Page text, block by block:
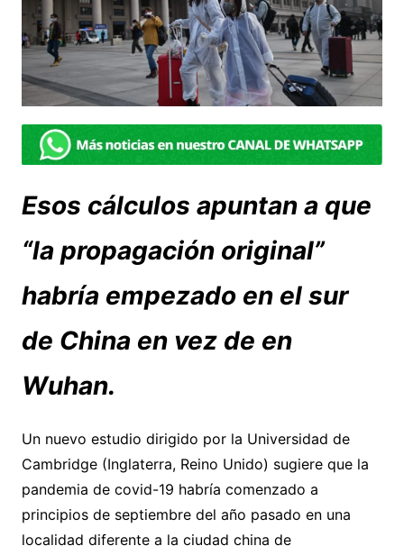
Esos cálculos apuntan a que
“la propagación original”
habría empezado en el sur
de China en vez de en
Wuhan.
Un nuevo estudio dirigido por la Universidad de
Cambridge (Inglaterra, Reino Unido) sugiere que la
pandemia de covid-19 habría comenzado a
principios de septiembre del año pasado en una
localidad diferente a la ciudad china de